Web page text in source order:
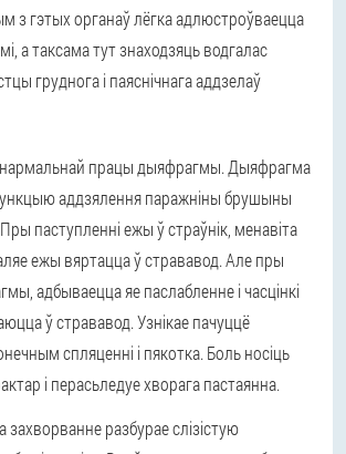
з гэтых органаў лёгка адлюстроўваецца
а таксама тут знаходзяць водгалас
груднога і паяснічнага аддзелаў
працы дыяфрагмы. Дыяфрагма
аддзялення паражніны брушыны
паступленні ежы ў страўнік, менавіта
ежы вяртацца ў стрававод. Але пры
адбываецца яе паслабленне і часцінкі
ў стрававод. Узнікае пачуццё
спляценні і пякотка. Боль носіць
і перасьледуе хворага пастаянна.
захворванне разбурае слізістую